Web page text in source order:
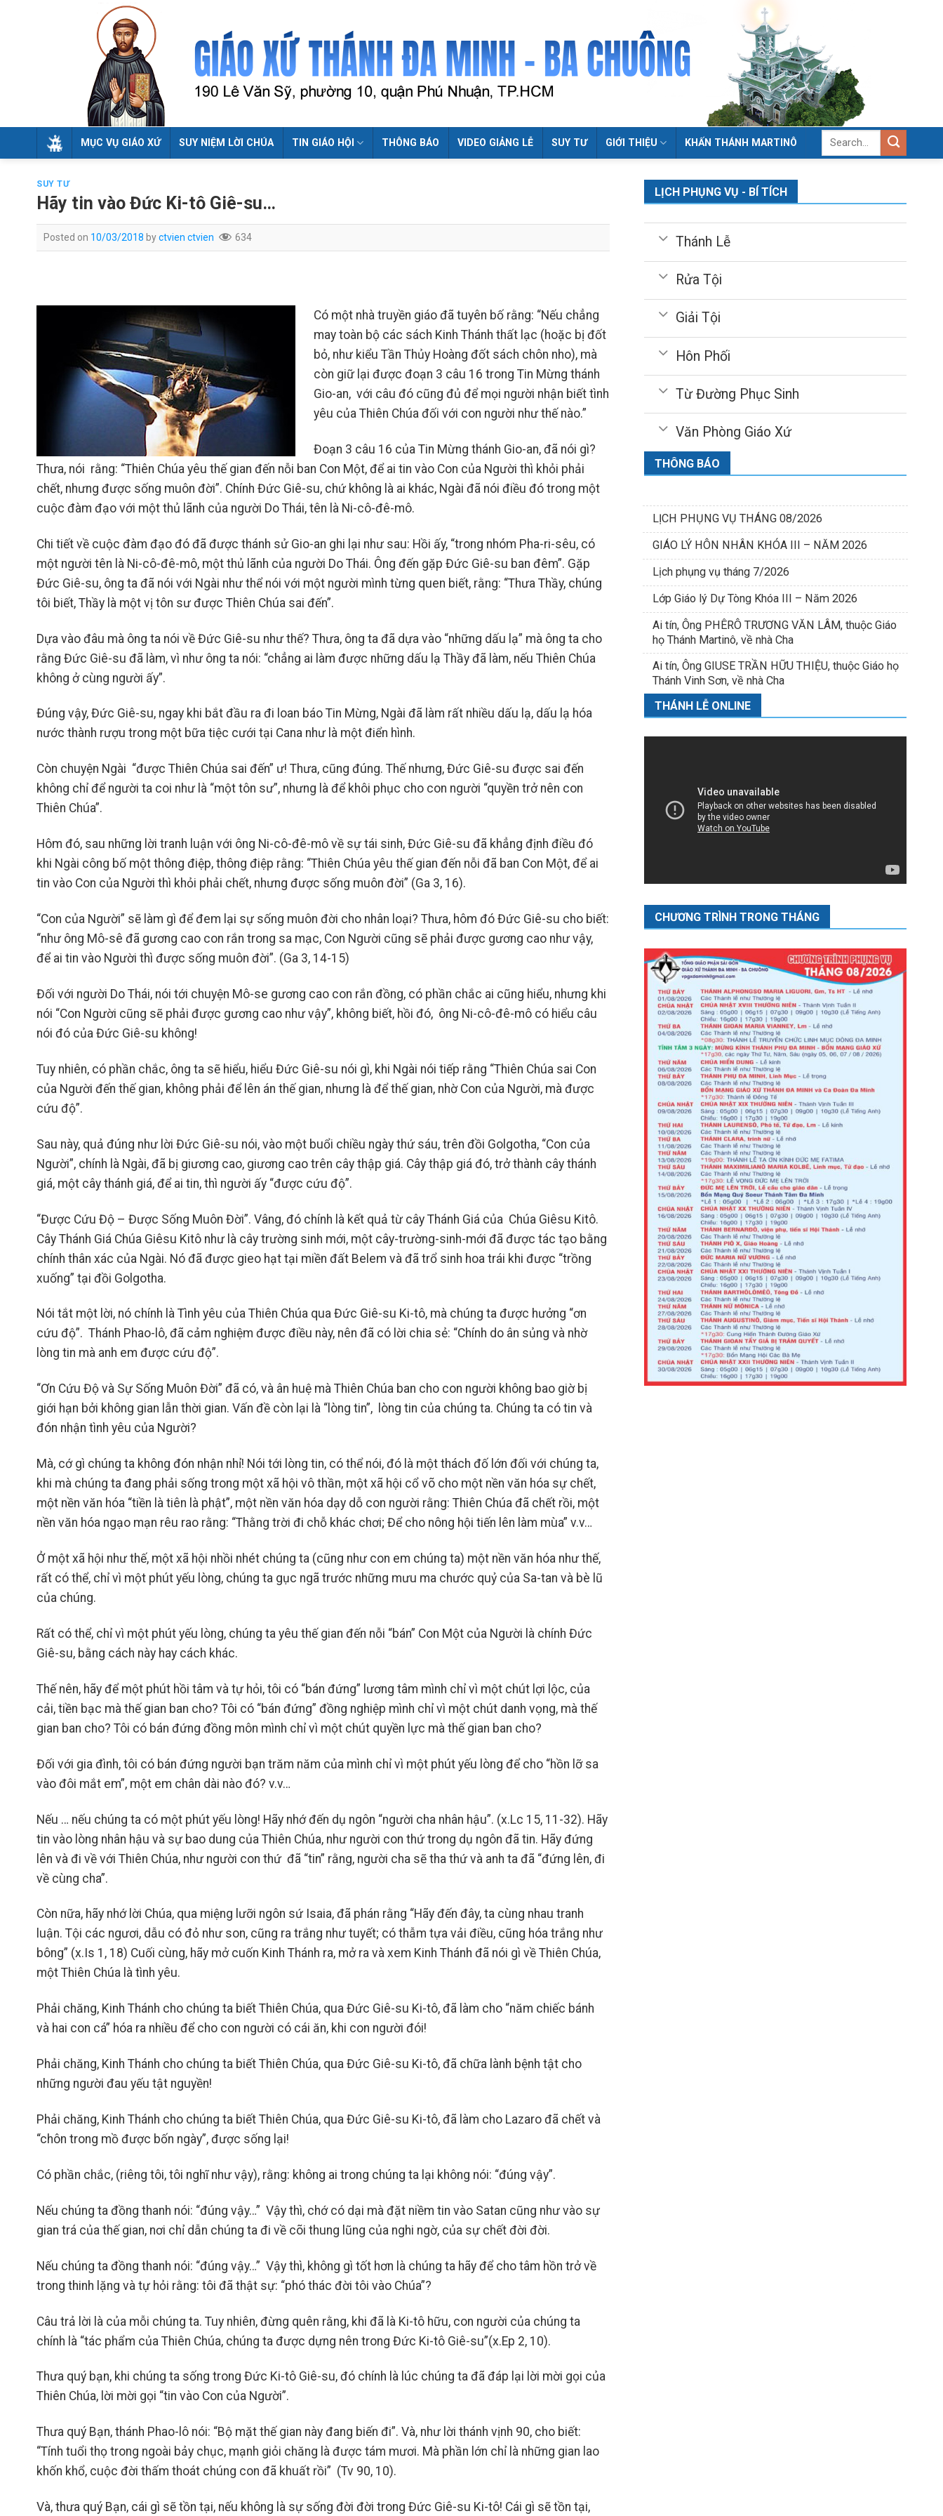
MỤC VỤ GIÁO XỨ SUY NIỆM LỜI CHÚA TIN GIÁO HỘI THÔNG BÁO VIDEO GIẢNG LỄ SUY TƯ GIỚI THIỆU KHẤN THÁNH MARTINÔ
SUY TƯ
Hãy tin vào Đức Ki-tô Giê-su…
Posted on 10/03/2018 byctvien ctvien 634
Có một nhà truyền giáo đã tuyên bố rằng: “Nếu chẳng
may toàn bộ các sách Kinh Thánh thất lạc (hoặc bị đốt
bỏ, như kiểu Tần Thủy Hoàng đốt sách chôn nho), mà
còn giữ lại được đoạn 3 câu 16 trong Tin Mừng thánh
Gio-an, với câu đó cũng đủ để mọi người nhận biết tình
yêu của Thiên Chúa đối với con người như thế nào.”
Đoạn 3 câu 16 của Tin Mừng thánh Gio-an, đã nói gì?
Thưa, nói rằng: “Thiên Chúa yêu thế gian đến nỗi ban Con Một, để ai tin vào Con của Người thì khỏi phải
chết, nhưng được sống muôn đời”. Chính Đức Giê-su, chứ không là ai khác, Ngài đã nói điều đó trong một
cuộc đàm đạo với một thủ lãnh của người Do Thái, tên là Ni-cô-đê-mô.
Chi tiết về cuộc đàm đạo đó đã được thánh sử Gio-an ghi lại như sau: Hồi ấy, “trong nhóm Pha-ri-sêu, có
một người tên là Ni-cô-đê-mô, một thủ lãnh của người Do Thái. Ông đến gặp Đức Giê-su ban đêm”. Gặp
Đức Giê-su, ông ta đã nói với Ngài như thể nói với một người mình từng quen biết, rằng: “Thưa Thầy, chúng
tôi biết, Thầy là một vị tôn sư được Thiên Chúa sai đến”.
Dựa vào đâu mà ông ta nói về Đức Giê-su như thế? Thưa, ông ta đã dựa vào “những dấu lạ” mà ông ta cho
rằng Đức Giê-su đã làm, vì như ông ta nói: “chẳng ai làm được những dấu lạ Thầy đã làm, nếu Thiên Chúa
không ở cùng người ấy”.
Đúng vậy, Đức Giê-su, ngay khi bắt đầu ra đi loan báo Tin Mừng, Ngài đã làm rất nhiều dấu lạ, dấu lạ hóa
nước thành rượu trong một bữa tiệc cưới tại Cana như là một điển hình.
Còn chuyện Ngài “được Thiên Chúa sai đến” ư! Thưa, cũng đúng. Thế nhưng, Đức Giê-su được sai đến
không chỉ để người ta coi như là “một tôn sư”, nhưng là để khôi phục cho con người “quyền trở nên con
Thiên Chúa”.
Hôm đó, sau những lời tranh luận với ông Ni-cô-đê-mô về sự tái sinh, Đức Giê-su đã khẳng định điều đó
khi Ngài công bố một thông điệp, thông điệp rằng: “Thiên Chúa yêu thế gian đến nỗi đã ban Con Một, để ai
tin vào Con của Người thì khỏi phải chết, nhưng được sống muôn đời” (Ga 3, 16).
“Con của Người” sẽ làm gì để đem lại sự sống muôn đời cho nhân loại? Thưa, hôm đó Đức Giê-su cho biết:
“như ông Mô-sê đã gương cao con rắn trong sa mạc, Con Người cũng sẽ phải được gương cao như vậy,
để ai tin vào Người thì được sống muôn đời”. (Ga 3, 14-15)
Đối với người Do Thái, nói tới chuyện Mô-se gương cao con rắn đồng, có phần chắc ai cũng hiểu, nhưng khi
nói “Con Người cũng sẽ phải được gương cao như vậy”, không biết, hồi đó, ông Ni-cô-đê-mô có hiểu câu
nói đó của Đức Giê-su không!
Tuy nhiên, có phần chắc, ông ta sẽ hiểu, hiểu Đức Giê-su nói gì, khi Ngài nói tiếp rằng “Thiên Chúa sai Con
của Người đến thế gian, không phải để lên án thế gian, nhưng là để thế gian, nhờ Con của Người, mà được
cứu độ”.
Sau này, quả đúng như lời Đức Giê-su nói, vào một buổi chiều ngày thứ sáu, trên đồi Golgotha, “Con của
Người”, chính là Ngài, đã bị giương cao, giương cao trên cây thập giá. Cây thập giá đó, trở thành cây thánh
giá, một cây thánh giá, để ai tin, thì người ấy “được cứu độ”.
“Được Cứu Độ – Được Sống Muôn Đời”. Vâng, đó chính là kết quả từ cây Thánh Giá của Chúa Giêsu Kitô.
Cây Thánh Giá Chúa Giêsu Kitô như là cây trường sinh mới, một cây-trường-sinh-mới đã được tác tạo bằng
chính thân xác của Ngài. Nó đã được gieo hạt tại miền đất Belem và đã trổ sinh hoa trái khi được “trồng
xuống” tại đồi Golgotha.
Nói tắt một lời, nó chính là Tình yêu của Thiên Chúa qua Đức Giê-su Ki-tô, mà chúng ta được hưởng “ơn
cứu độ”. Thánh Phao-lô, đã cảm nghiệm được điều này, nên đã có lời chia sẻ: “Chính do ân sủng và nhờ
lòng tin mà anh em được cứu độ”.
“Ơn Cứu Độ và Sự Sống Muôn Đời” đã có, và ân huệ mà Thiên Chúa ban cho con người không bao giờ bị
giới hạn bởi không gian lẫn thời gian. Vấn đề còn lại là “lòng tin”, lòng tin của chúng ta. Chúng ta có tin và
đón nhận tình yêu của Người?
Mà, cớ gì chúng ta không đón nhận nhỉ! Nói tới lòng tin, có thể nói, đó là một thách đố lớn đối với chúng ta,
khi mà chúng ta đang phải sống trong một xã hội vô thần, một xã hội cổ võ cho một nền văn hóa sự chết,
một nền văn hóa “tiền là tiên là phật”, một nền văn hóa dạy dỗ con người rằng: Thiên Chúa đã chết rồi, một
nền văn hóa ngạo mạn rêu rao rằng: “Thằng trời đi chỗ khác chơi; Để cho nông hội tiến lên làm mùa” v.v…
Ở một xã hội như thế, một xã hội nhồi nhét chúng ta (cũng như con em chúng ta) một nền văn hóa như thế,
rất có thể, chỉ vì một phút yếu lòng, chúng ta gục ngã trước những mưu ma chước quỷ của Sa-tan và bè lũ
của chúng.
Rất có thể, chỉ vì một phút yếu lòng, chúng ta yêu thế gian đến nỗi “bán” Con Một của Người là chính Đức
Giê-su, bằng cách này hay cách khác.
Thế nên, hãy để một phút hồi tâm và tự hỏi, tôi có “bán đứng” lương tâm mình chỉ vì một chút lợi lộc, của
cải, tiền bạc mà thế gian ban cho? Tôi có “bán đứng” đồng nghiệp mình chỉ vì một chút danh vọng, mà thế
gian ban cho? Tôi có bán đứng đồng môn mình chỉ vì một chút quyền lực mà thế gian ban cho?
Đối với gia đình, tôi có bán đứng người bạn trăm năm của mình chỉ vì một phút yếu lòng để cho “hồn lỡ sa
vào đôi mắt em”, một em chân dài nào đó? v.v…
Nếu … nếu chúng ta có một phút yếu lòng! Hãy nhớ đến dụ ngôn “người cha nhân hậu”. (x.Lc 15, 11-32). Hãy
tin vào lòng nhân hậu và sự bao dung của Thiên Chúa, như người con thứ trong dụ ngôn đã tin. Hãy đứng
lên và đi về với Thiên Chúa, như người con thứ đã “tin” rằng, người cha sẽ tha thứ và anh ta đã “đứng lên, đi
về cùng cha”.
Còn nữa, hãy nhớ lời Chúa, qua miệng lưỡi ngôn sứ Isaia, đã phán rằng “Hãy đến đây, ta cùng nhau tranh
luận. Tội các ngươi, dẫu có đỏ như son, cũng ra trắng như tuyết; có thẫm tựa vải điều, cũng hóa trắng như
bông” (x.Is 1, 18) Cuối cùng, hãy mở cuốn Kinh Thánh ra, mở ra và xem Kinh Thánh đã nói gì về Thiên Chúa,
một Thiên Chúa là tình yêu.
Phải chăng, Kinh Thánh cho chúng ta biết Thiên Chúa, qua Đức Giê-su Ki-tô, đã làm cho “năm chiếc bánh
và hai con cá” hóa ra nhiều để cho con người có cái ăn, khi con người đói!
Phải chăng, Kinh Thánh cho chúng ta biết Thiên Chúa, qua Đức Giê-su Ki-tô, đã chữa lành bệnh tật cho
những người đau yếu tật nguyền!
Phải chăng, Kinh Thánh cho chúng ta biết Thiên Chúa, qua Đức Giê-su Ki-tô, đã làm cho Lazaro đã chết và
“chôn trong mồ được bốn ngày”, được sống lại!
Có phần chắc, (riêng tôi, tôi nghĩ như vậy), rằng: không ai trong chúng ta lại không nói: “đúng vậy”.
Nếu chúng ta đồng thanh nói: “đúng vậy…” Vậy thì, chớ có dại mà đặt niềm tin vào Satan cũng như vào sự
gian trá của thế gian, nơi chỉ dẫn chúng ta đi về cõi thung lũng của nghi ngờ, của sự chết đời đời.
Nếu chúng ta đồng thanh nói: “đúng vậy…” Vậy thì, không gì tốt hơn là chúng ta hãy để cho tâm hồn trở về
trong thinh lặng và tự hỏi rằng: tôi đã thật sự: “phó thác đời tôi vào Chúa”?
Câu trả lời là của mỗi chúng ta. Tuy nhiên, đừng quên rằng, khi đã là Ki-tô hữu, con người của chúng ta
chính là “tác phẩm của Thiên Chúa, chúng ta được dựng nên trong Đức Ki-tô Giê-su”(x.Ep 2, 10).
Thưa quý bạn, khi chúng ta sống trong Đức Ki-tô Giê-su, đó chính là lúc chúng ta đã đáp lại lời mời gọi của
Thiên Chúa, lời mời gọi “tin vào Con của Người”.
Thưa quý Bạn, thánh Phao-lô nói: “Bộ mặt thế gian này đang biến đi”. Và, như lời thánh vịnh 90, cho biết:
“Tính tuổi thọ trong ngoài bảy chục, mạnh giỏi chăng là được tám mươi. Mà phần lớn chỉ là những gian lao
khốn khổ, cuộc đời thấm thoát chúng con đã khuất rồi” (Tv 90, 10).
Và, thưa quý Bạn, cái gì sẽ tồn tại, nếu không là sự sống đời đời trong Đức Giê-su Ki-tô! Cái gì sẽ tồn tại,
LỊCH PHỤNG VỤ - BÍ TÍCH
Thánh Lễ
Rửa Tội
Giải Tội
Hôn Phối
Từ Đường Phục Sinh
Văn Phòng Giáo Xứ
THÔNG BÁO
LỊCH PHỤNG VỤ THÁNG 08/2026
GIÁO LÝ HÔN NHÂN KHÓA III – NĂM 2026
Lịch phụng vụ tháng 7/2026
Lớp Giáo lý Dự Tòng Khóa III – Năm 2026
Ai tín, Ông PHÊRÔ TRƯƠNG VĂN LÂM, thuộc Giáo
họ Thánh Martinô, về nhà Cha
Ai tín, Ông GIUSE TRẦN HỮU THIỆU, thuộc Giáo họ
Thánh Vinh Sơn, về nhà Cha
THÁNH LỄ ONLINE
CHƯƠNG TRÌNH TRONG THÁNG